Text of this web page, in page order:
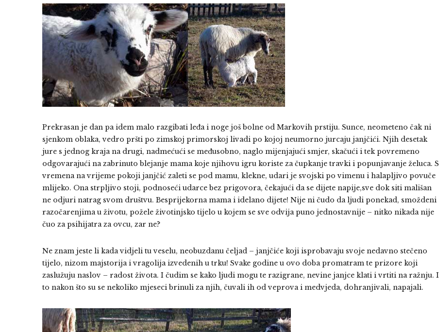
Prekrasan je dan pa idem malo razgibati leđa i noge još bolne od Markovih prstiju. Sunce, neometeno čak ni
sjenkom oblaka, vedro pršti po zimskoj primorskoj livadi po kojoj neumorno jurcaju janjčići. Njih desetak
jure s jednog kraja na drugi, nadmećući se međusobno, naglo mijenjajući smjer, skačući i tek povremeno
odgovarajući na zabrinuto blejanje mama koje njihovu igru koriste za čupkanje travki i popunjavanje želuca. S
vremena na vrijeme pokoji janjčić zaleti se pod mamu, klekne, udari je svojski po vimenu i halapljivo povuče
mlijeko. Ona strpljivo stoji, podnoseći udarce bez prigovora, čekajući da se dijete napije,sve dok siti mališan
ne odjuri natrag svom društvu. Besprijekorna mama i idelano dijete! Nije ni čudo da ljudi ponekad, smoždeni
razočarenjima u životu, požele životinjsko tijelo u kojem se sve odvija puno jednostavnije – nitko nikada nije
čuo za psihijatra za ovcu, zar ne?
Ne znam jeste li kada vidjeli tu veselu, neobuzdanu čeljad – janjčiće koji isprobavaju svoje nedavno stečeno
tijelo, nizom majstorija i vragolija izvedenih u trku! Svake godine u ovo doba promatram te prizore koji
zaslužuju naslov – radost života. I čudim se kako ljudi mogu te razigrane, nevine janjce klati i vrtiti na ražnju. I
to nakon što su se nekoliko mjeseci brinuli za njih, čuvali ih od veprova i medvjeda, dohranjivali, napajali.